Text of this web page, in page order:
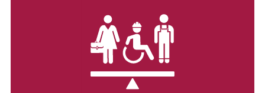
Danske Indikatorer
8.4.i. Danskernes forbrug omsat til arealbehov